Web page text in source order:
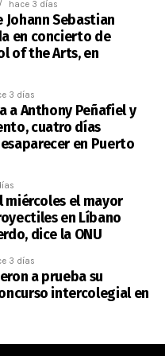
hace 3 días
Johann Sebastian
en concierto de
of the Arts, en
3 días
a Anthony Peñafiel y
cuatro días
en Puerto
miércoles el mayor
en Líbano
dice la ONU
3 días
a prueba su
intercolegial en